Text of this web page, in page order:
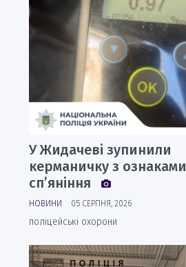
У Жидачеві зупинили
керманичку з ознаками
сп’яніння
НОВИНИ 05 СЕРПНЯ, 2026
поліцейські охорони